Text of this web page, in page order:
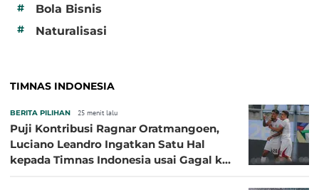
# Bola Bisnis
# Naturalisasi
TIMNAS INDONESIA
BERITA PILIHAN 25 menit lalu
Puji Kontribusi Ragnar Oratmangoen,
Luciano Leandro Ingatkan Satu Hal
kepada Timnas Indonesia usai Gagal ke